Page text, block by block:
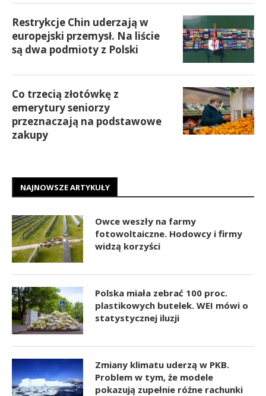
Restrykcje Chin uderzają w
europejski przemysł. Na liście
są dwa podmioty z Polski
Co trzecią złotówkę z
emerytury seniorzy
przeznaczają na podstawowe
zakupy
NAJNOWSZE ARTYKUŁY
Owce weszły na farmy
fotowoltaiczne. Hodowcy i firmy
widzą korzyści
Polska miała zebrać 100 proc.
plastikowych butelek. WEI mówi o
statystycznej iluzji
Zmiany klimatu uderzą w PKB.
Problem w tym, że modele
pokazują zupełnie różne rachunki